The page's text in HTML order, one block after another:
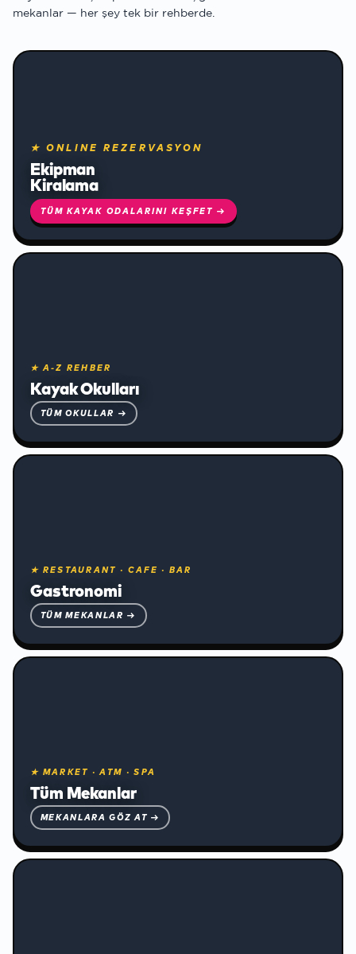
❅
❄
mekanlar — her şey tek bir rehberde.
★ ONLINE REZERVASYON
Ekipman
Kiralama
TÜM KAYAK ODALARINI KEŞFET →
★ A-Z REHBER
Kayak Okulları
TÜM OKULLAR →
★ RESTAURANT · CAFE · BAR
Gastronomi
TÜM MEKANLAR →
★ MARKET · ATM · SPA
Tüm Mekanlar
MEKANLARA GÖZ AT →
Konaklama ve Ulaşım